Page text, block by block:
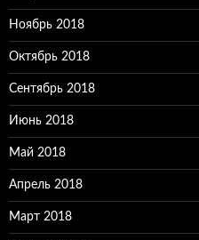
Ноябрь 2018
Октябрь 2018
Сентябрь 2018
Июнь 2018
Май 2018
Апрель 2018
Март 2018